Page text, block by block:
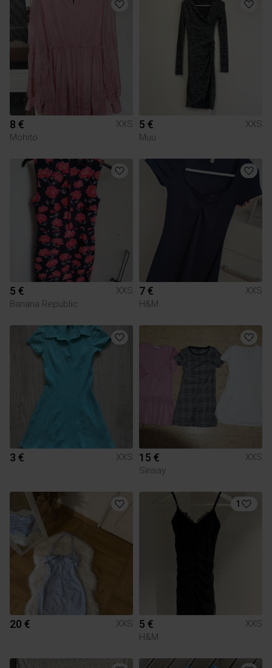
8 €
XXS
Mohito
5 €
XXS
Muu
5 €
XXS
Banana Republic
7 €
XXS
H&M
3 € XXS 15 €
XXS
Sinsay
20 € XXS
1
5 €
XXS
H&M